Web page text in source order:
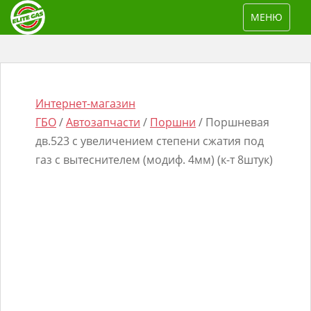
p
TOGGLE
МЕНЮ
Интернет-магазин
ГБО/Автозапчасти / Поршни / Поршневая
дв.523 с увеличением степени сжатия под
газ с вытеснителем (модиф. 4мм) (к-т 8штук)